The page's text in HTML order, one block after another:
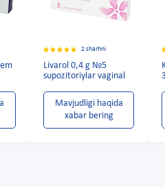
2 sharhni
Livarol 0,4 g №5
supozitoriylar vaginal
Mavjudligi haqida
xabar bering